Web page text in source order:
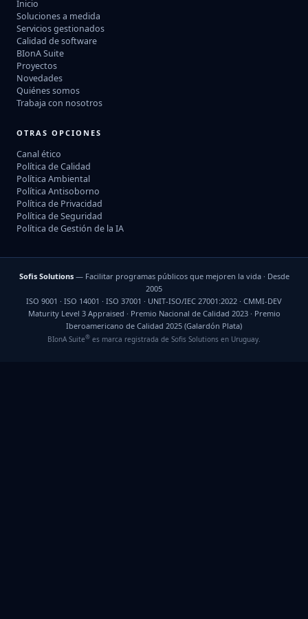
Inicio
Soluciones a medida
Servicios gestionados
Calidad de software
BIonA Suite
Proyectos
Novedades
Quiénes somos
Trabaja con nosotros
OTRAS OPCIONES
Canal ético
Política de Calidad
Política Ambiental
Política Antisoborno
Política de Privacidad
Política de Seguridad
Política de Gestión de la IA
Sofis Solutions— Facilitar programas públicos que mejoren la vida · Desde
2005
ISO 9001 · ISO 14001 · ISO 37001 · UNIT-ISO/IEC 27001:2022 · CMMI-DEV
Maturity Level 3 Appraised · Premio Nacional de Calidad 2023 · Premio
Iberoamericano de Calidad 2025 (Galardón Plata)
BIonA Suite® es marca registrada de Sofis Solutions en Uruguay.